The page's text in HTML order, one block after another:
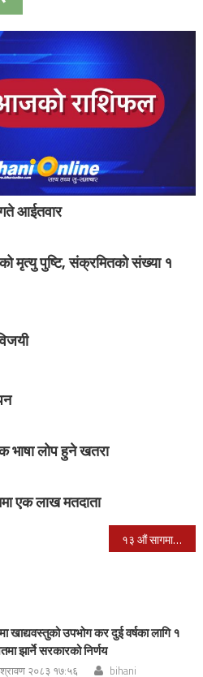
आईतवार
मृत्यु पुष्टि, संक्रमितको संख्या १
भाषा लोप हुने खतरा
एक लाख मतदाता
१३ औं सागमा नेपालको अग्रता कायमै, स्वर्णपदक संख्या २५ पुग्यो
खाद्यवस्तुको उपभोग कर दुई वर्षका लागि १
झार्ने सरकारको निर्णय
२०८३ १७:५६ bihani